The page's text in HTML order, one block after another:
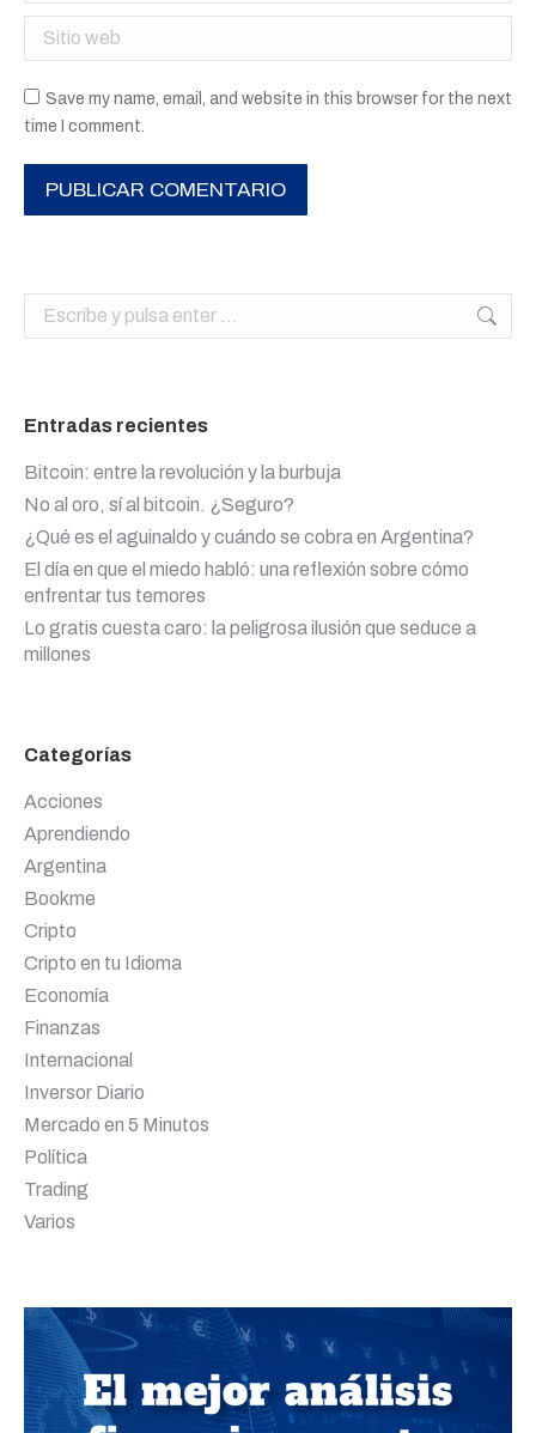
Sitio web
Save my name, email, and website in this browser for the next
time I comment.
PUBLICAR COMENTARIO
Buscar:
Entradas recientes
Bitcoin: entre la revolución y la burbuja
No al oro, sí al bitcoin. ¿Seguro?
¿Qué es el aguinaldo y cuándo se cobra en Argentina?
El día en que el miedo habló: una reflexión sobre cómo
enfrentar tus temores
Lo gratis cuesta caro: la peligrosa ilusión que seduce a
millones
Categorías
Acciones
Aprendiendo
Argentina
Bookme
Cripto
Cripto en tu Idioma
Economía
Finanzas
Internacional
Inversor Diario
Mercado en 5 Minutos
Política
Trading
Varios